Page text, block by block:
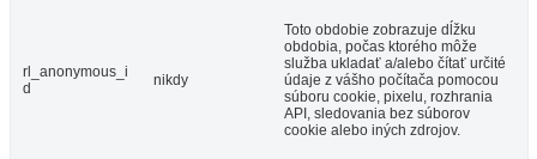
rl_anonymous_i
d
nikdy
Toto obdobie zobrazuje dĺžku
obdobia, počas ktorého môže
služba ukladať a/alebo čítať určité
údaje z vášho počítača pomocou
súboru cookie, pixelu, rozhrania
API, sledovania bez súborov
cookie alebo iných zdrojov.